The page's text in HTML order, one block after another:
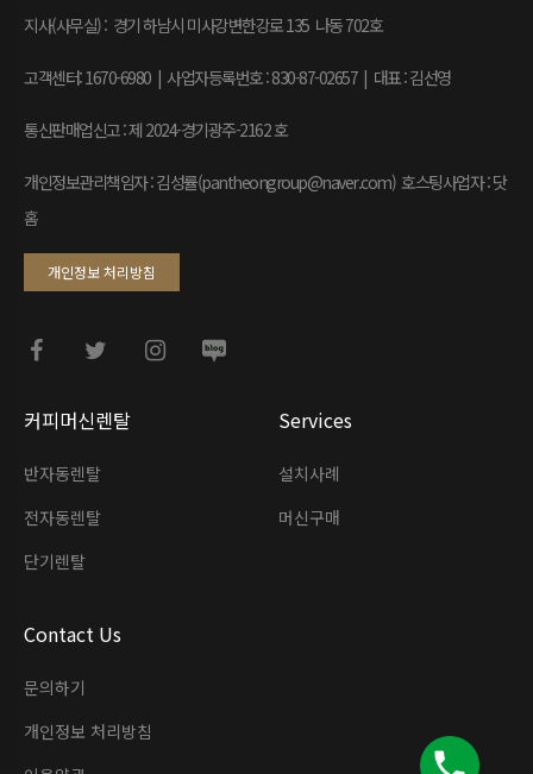
커피머신렌탈
반자동렌탈
전자동렌탈
단기렌탈
Services
설치사례
머신구매
Contact Us
문의하기
개인정보 처리방침
지사(사무실) : 경기 하남시 미사강변한강로 135 나동 702호
고객센터: 1670-6980 | 사업자등록번호 : 830-87-02657 | 대표 : 김선영
통신판매업신고 : 제 2024-경기광주-2162 호
개인정보관리책임자 : 김성률(pantheongroup@naver.com) 호스팅사업자 : 닷
홈
개인정보 처리방침